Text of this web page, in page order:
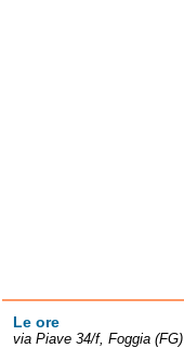
Le ore
via Piave 34/f, Foggia (FG)